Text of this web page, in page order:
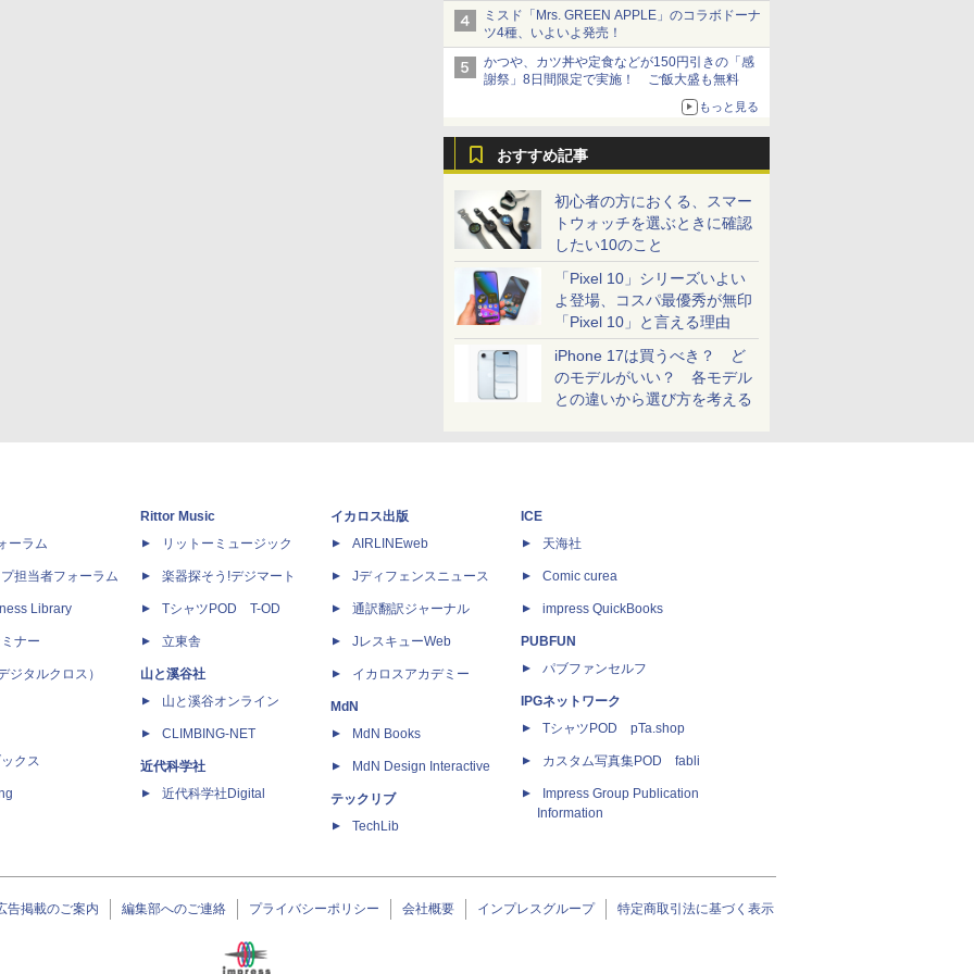
とまる
ミスド「Mrs. GREEN APPLE」のコラボドーナ
ツ4種、いよいよ発売！
かつや、カツ丼や定食などが150円引きの「感
謝祭」8日間限定で実施！ ご飯大盛も無料
もっと見る
おすすめ記事
初心者の方におくる、スマー
トウォッチを選ぶときに確認
したい10のこと
「Pixel 10」シリーズいよい
よ登場、コスパ最優秀が無印
「Pixel 10」と言える理由
iPhone 17は買うべき？ ど
のモデルがいい？ 各モデル
との違いから選び方を考える
ーラム
担当者フォーラム
Library
ナー
ジタルクロス）
クス
Rittor Music
リットーミュージック
楽器探そう!デジマート
TシャツPOD T-OD
立東舎
山と溪谷社
山と溪谷オンライン
CLIMBING-NET
近代科学社
近代科学社Digital
イカロス出版
AIRLINEweb
Jディフェンスニュース
通訳翻訳ジャーナル
JレスキューWeb
イカロスアカデミー
MdN
MdN Books
MdN Design Interactive
テックリブ
TechLib
ICE
天海社
Comic curea
impress QuickBooks
PUBFUN
パブファンセルフ
IPGネットワーク
TシャツPOD pTa.shop
カスタム写真集POD fabli
Impress Group Publication
Information
告掲載のご案内 編集部へのご連絡 プライバシーポリシー 会社概要 インプレスグループ 特定商取引法に基づく表示